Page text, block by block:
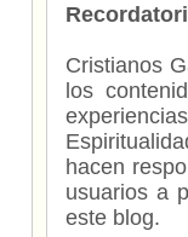
Cristianos
los
hacen
usuarios a
este blog.